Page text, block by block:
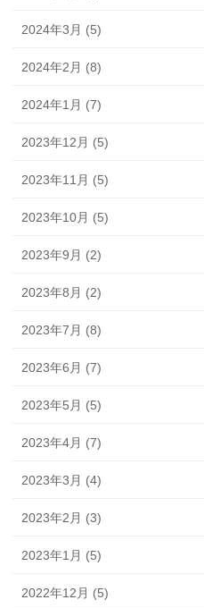
2024年3月 (5)
2024年2月 (8)
2024年1月 (7)
2023年12月 (5)
2023年11月 (5)
2023年10月 (5)
2023年9月 (2)
2023年8月 (2)
2023年7月 (8)
2023年6月 (7)
2023年5月 (5)
2023年4月 (7)
2023年3月 (4)
2023年2月 (3)
2023年1月 (5)
2022年12月 (5)